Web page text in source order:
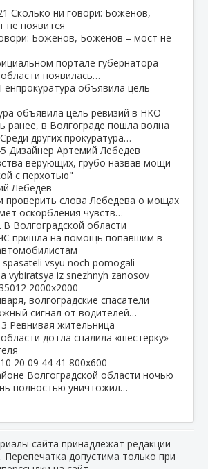
Сколько ни говори: Боженов,
не появится
портале губернатора
появилась…
Генпрокуратура объявила цель
ранее, в Волгограде пошла волна
других прокуратура…
Дизайнер Артемий Лебедев
верующих, грубо назвав мощи
с перхотью"
проверить слова Лебедева о мощах
оскорбления чувств…
В Волгоградской области
пришла на помощь попавшим в
волгоградские спасатели
сигнал от водителей…
Ревнивая жительница
дотла спалила «шестерку»
Волгоградской области ночью
полностью уничтожил…
сайта принадлежат редакции
Перепечатка допустима только при